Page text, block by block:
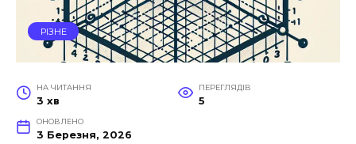
РІЗНЕ
НА ЧИТАННЯ
3 хв
ПЕРЕГЛЯДІВ
5
ОНОВЛЕНО
3 Березня, 2026